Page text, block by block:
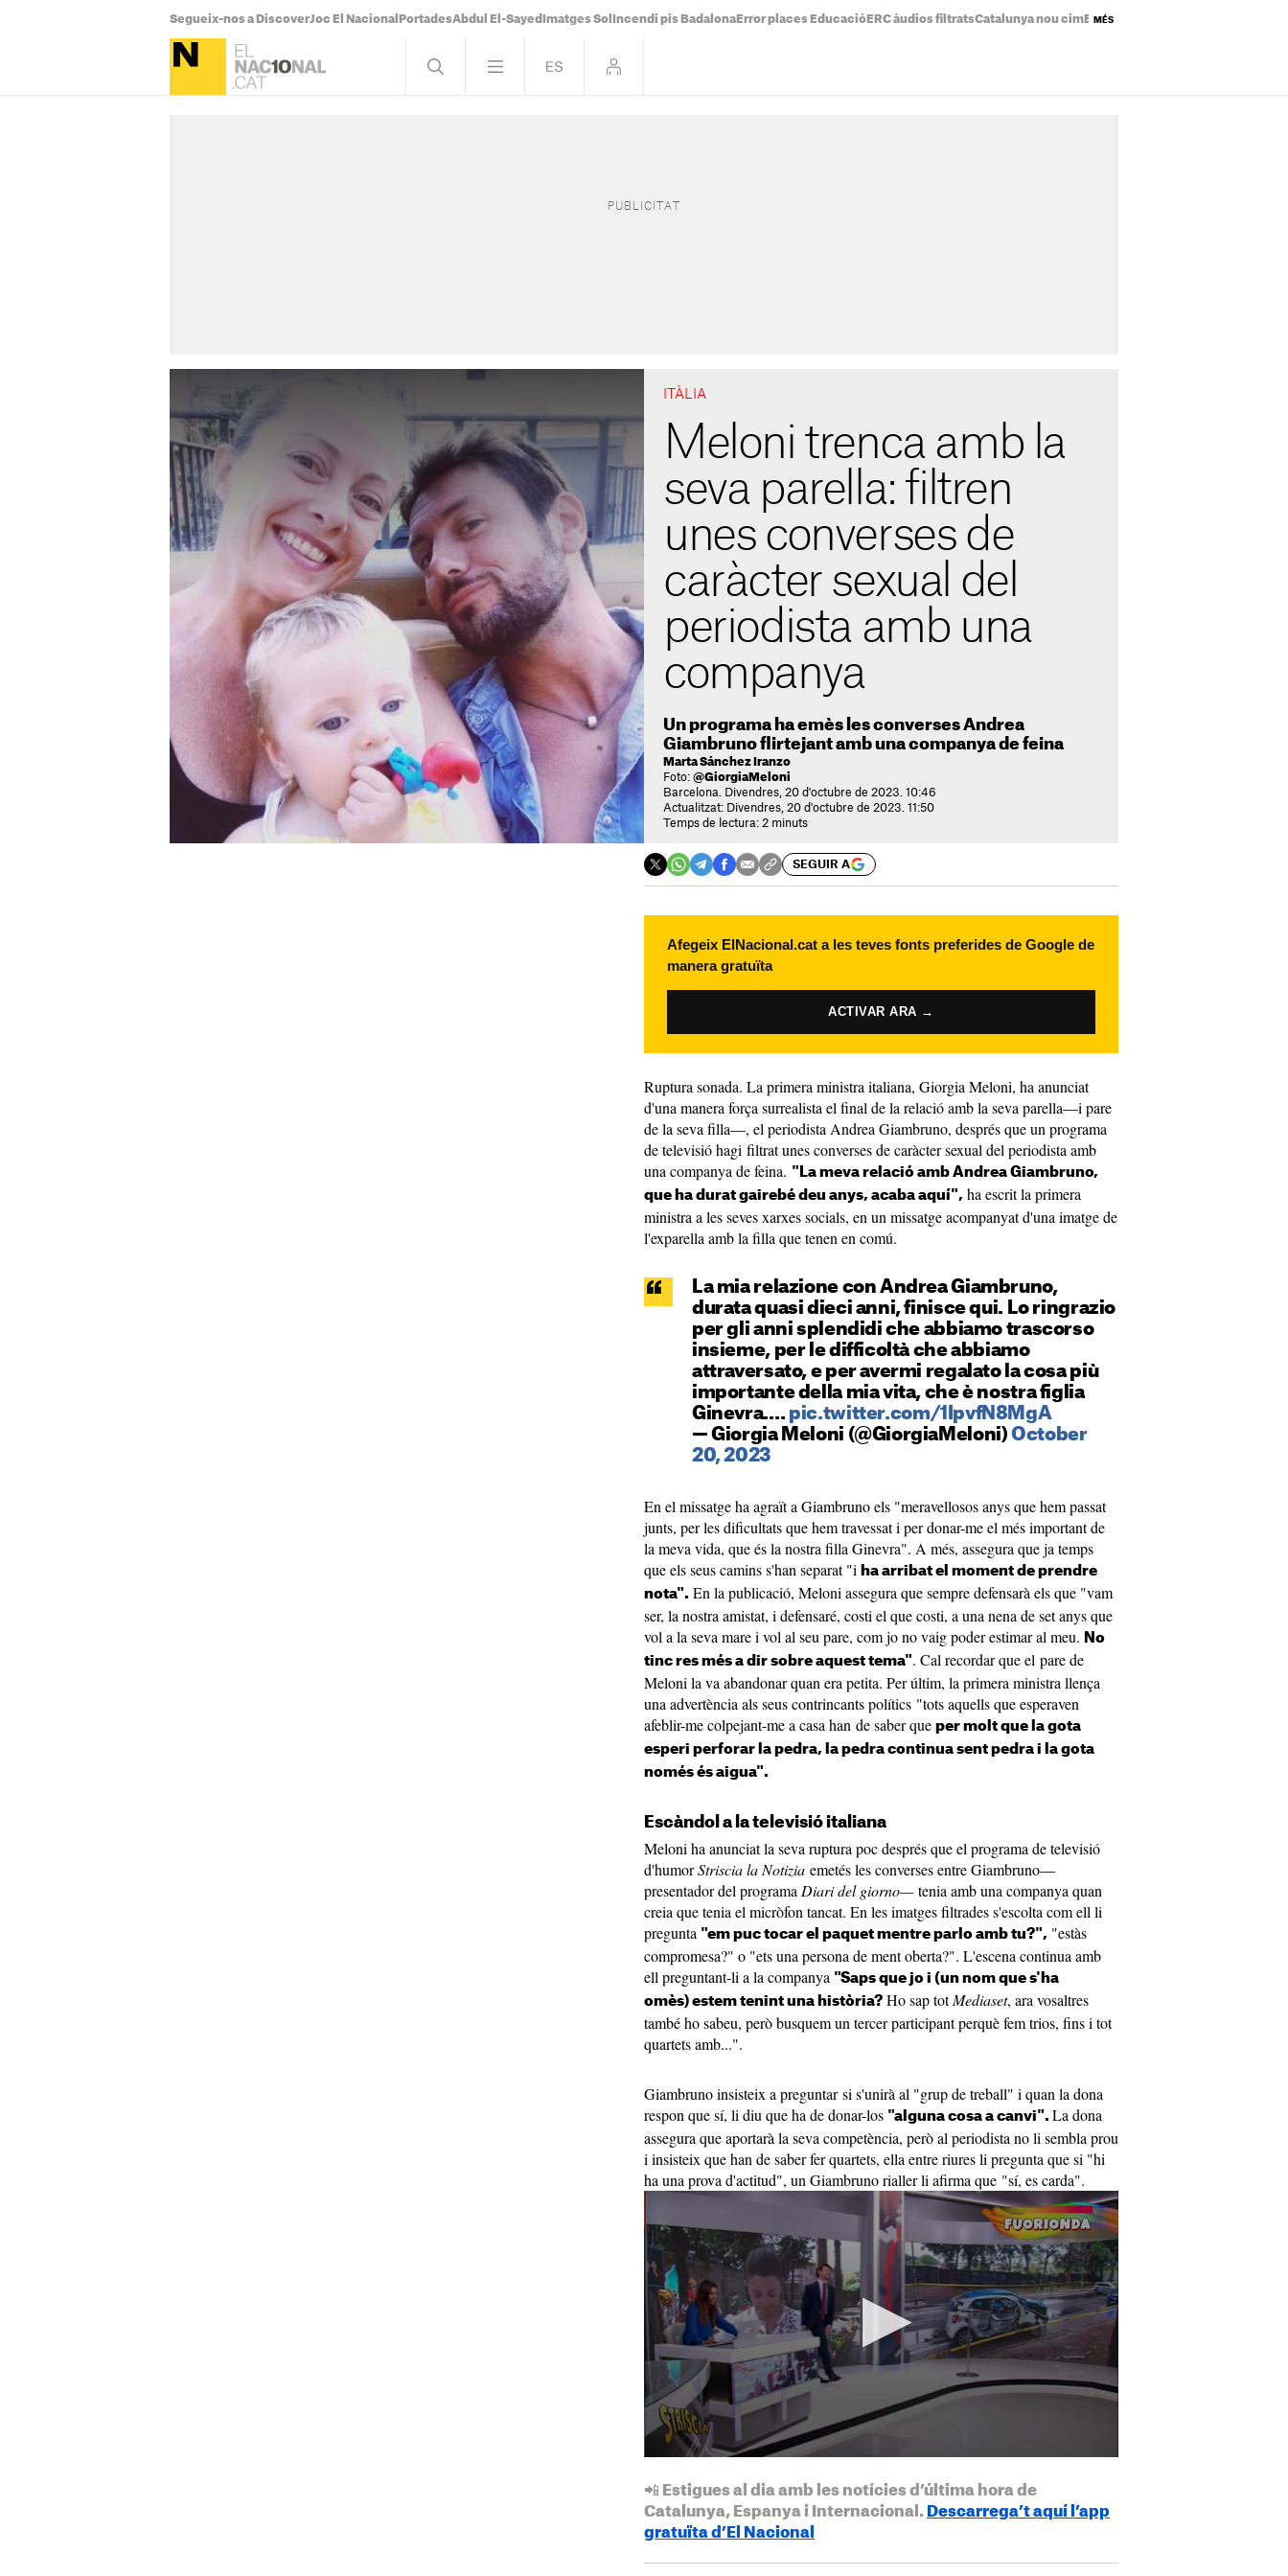
Segueix-nos a DiscoverJoc El Nacional PortadesAbdul El-Sayed Imatges Sol Incendi pis Badalona Error places Educació ERC àudios filtratsCatalunya nou cim Eclipsi solar mapa
MÉS
ITÀLIA
Meloni trenca amb la
seva parella: filtren
unes converses de
caràcter sexual del
periodista amb una
companya
Un programa ha emès les converses Andrea
Giambruno flirtejant amb una companya de feina
Marta Sánchez Iranzo
Foto: @GiorgiaMeloni
Barcelona. Divendres, 20 d'octubre de 2023. 10:46
Actualitzat: Divendres, 20 d'octubre de 2023. 11:50
Temps de lectura: 2 minuts
SEGUIR A
Afegeix ElNacional.cat a les teves fonts preferides de Google de
manera gratuïta
ACTIVAR ARA →
Ruptura sonada. La primera ministra italiana, Giorgia Meloni, ha anunciat
d'una manera força surrealista el final de la relació amb la seva parella—i pare
de la seva filla—, el periodista Andrea Giambruno, després que un programa
de televisió hagi filtrat unes converses de caràcter sexual del periodista amb
una companya de feina. "La meva relació amb Andrea Giambruno,
que ha durat gairebé deu anys, acaba aquí", ha escrit la primera
ministra a les seves xarxes socials, en un missatge acompanyat d'una imatge de
l'exparella amb la filla que tenen en comú.
La mia relazione con Andrea Giambruno,
durata quasi dieci anni, finisce qui. Lo ringrazio
per gli anni splendidi che abbiamo trascorso
insieme, per le difficoltà che abbiamo
attraversato, e per avermi regalato la cosa più
importante della mia vita, che è nostra figlia
Ginevra.… pic.twitter.com/1IpvfN8MgA
— Giorgia Meloni (@GiorgiaMeloni)October
20, 2023
En el missatge ha agraït a Giambruno els "meravellosos anys que hem passat
junts, per les dificultats que hem travessat i per donar-me el més important de
la meva vida, que és la nostra filla Ginevra". A més, assegura que ja temps
que els seus camins s'han separat "i ha arribat el moment de prendre
nota". En la publicació, Meloni assegura que sempre defensarà els que "vam
ser, la nostra amistat, i defensaré, costi el que costi, a una nena de set anys que
vol a la seva mare i vol al seu pare, com jo no vaig poder estimar al meu. No
tinc res més a dir sobre aquest tema". Cal recordar que el pare de
Meloni la va abandonar quan era petita. Per últim, la primera ministra llença
una advertència als seus contrincants polítics "tots aquells que esperaven
afeblir-me colpejant-me a casa han de saber que per molt que la gota
esperi perforar la pedra, la pedra continua sent pedra i la gota
només és aigua".
Escàndol a la televisió italiana
Meloni ha anunciat la seva ruptura poc després que el programa de televisió
d'humorStriscia la Notizia emetés les converses entre Giambruno—
presentador del programa Diari del giorno—tenia amb una companya quan
creia que tenia el micròfon tancat. En les imatges filtrades s'escolta com ell li
pregunta "em puc tocar el paquet mentre parlo amb tu?", "estàs
compromesa?" o "ets una persona de ment oberta?". L'escena continua amb
ell preguntant-li a la companya "Saps que jo i (un nom que s'ha
omès) estem tenint una història? Ho sap totMediaset, ara vosaltres
també ho sabeu, però busquem un tercer participant perquè fem trios, fins i tot
quartets amb...".
Giambruno insisteix a preguntar si s'unirà al "grup de treball" i quan la dona
respon que sí, li diu que ha de donar-los "alguna cosa a canvi". La dona
assegura que aportarà la seva competència, però al periodista no li sembla prou
i insisteix que han de saber fer quartets, ella entre riures li pregunta que si "hi
ha una prova d'actitud", un Giambruno rialler li afirma que "sí, es carda".
📲 Estigues al dia amb les notícies d’última hora de
Catalunya, Espanya i Internacional. Descarrega’t aquí l’app
gratuïta d’El Nacional